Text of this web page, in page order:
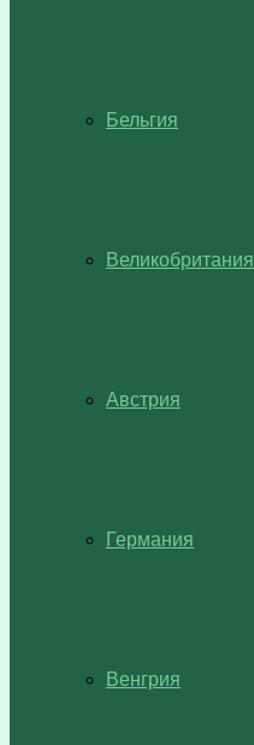
Бельгия
Великобритания
Австрия
Германия
Венгрия